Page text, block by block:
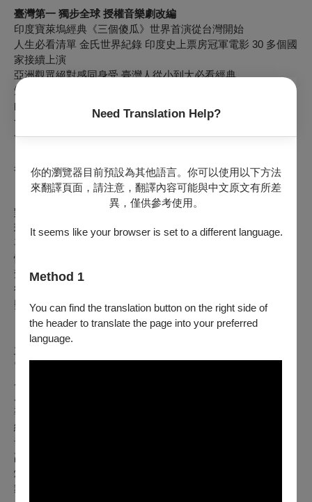
Need Translation Help?
你的瀏覽器目前預設為其他語言。你可以使用以下方法
來翻譯頁面，請注意，翻譯內容可能與中文原文有所差
異，僅供參考使用。
It seems like your browser is set to a different language.
Method 1
You can find the translation button on the right side of
the header to translate the page into your preferred
language.
臺灣第一 獨步全球 授權音樂劇改編
印度寶萊塢經典《三個傻瓜》世界首演從台灣開始
人生必看清單 金氏世界紀錄 印度史上票房冠軍電影 30 多個國
家接續上演
亞洲觀眾絕對感同身受 臺灣人從小到大必看經典
知名導演史蒂芬史匹柏更讚譽《三個傻瓜》是與自己息息相關
的五部電影之一 深深被觸動
一齣你會嘴裡哼著歌翩翩起舞，並一路帶著微笑回家的音樂劇
一齣引領你重溫感動、找回勇氣的必看神劇！
果陀劇場2025年度大戲《三個傻瓜》盛大巡演！
對世界充滿好奇心的藍丘總有自己想法，不循規蹈矩的他，在
理工學院裡被號稱「病毒」的院長盯上，連帶時常混在一起，
喜愛攝影的阿漢和家境貧窮的拉加也被連累。同一時間，看不
慣學校作風的院長小女兒艾琳娜為藍丘讚聲，說話洋腔洋調的
查多則和成績優異的藍丘競爭，一場校園風暴即將掀起。多年
後，當所有人長大成人，那支要傳承給最優秀學生的太空筆將
獎落何處？三個傻瓜，命運又何去何從？
｜創作/製作群｜
主辦單位：果陀百娛股份有限公司、果陀劇場
電影原著｜3 IDIOTS © 2009
導 演：梁志民
編劇暨作詞：許弘蔚
音樂總監、作曲暨編曲、和聲編寫：丁乙恆
副導演：蘇昱瑋
燈光設計：簡立人
舞台設計：彭健宇